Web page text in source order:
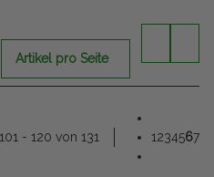
Artikel pro Seite
- 120 von 131 1234567